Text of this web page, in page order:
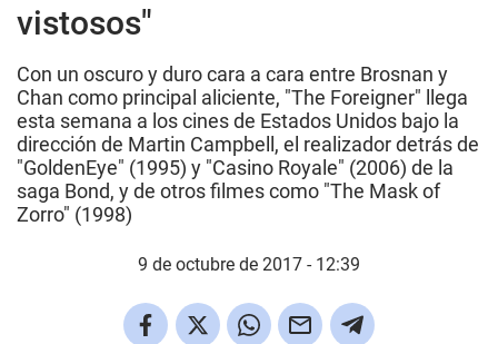
vistosos"
Con un oscuro y duro cara a cara entre Brosnan y
Chan como principal aliciente, "The Foreigner" llega
esta semana a los cines de Estados Unidos bajo la
dirección de Martin Campbell, el realizador detrás de
"GoldenEye" (1995) y "Casino Royale" (2006) de la
saga Bond, y de otros filmes como "The Mask of
Zorro" (1998)
9 de octubre de 2017 - 12:39